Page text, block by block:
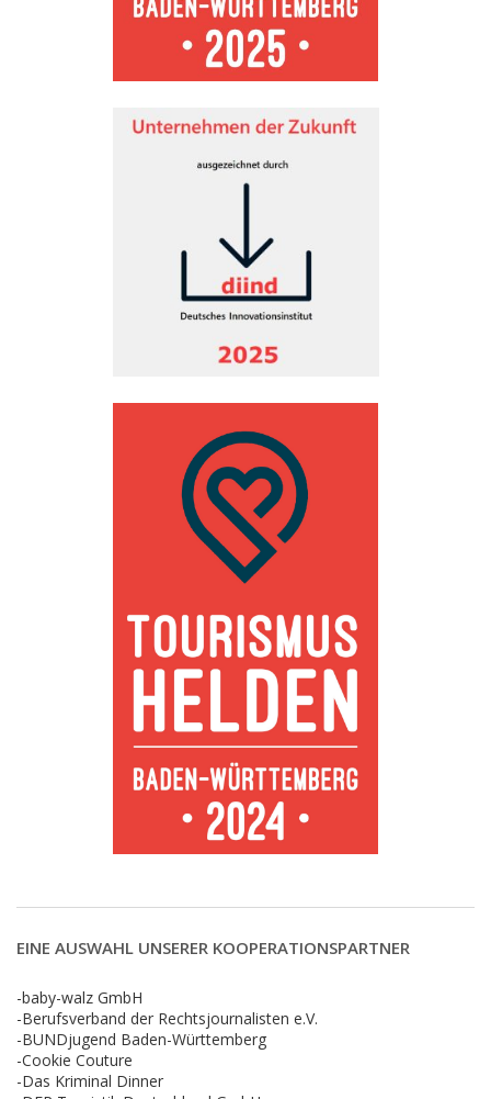
EINE AUSWAHL UNSERER KOOPERATIONSPARTNER
-baby-walz GmbH
-Berufsverband der Rechtsjournalisten e.V.
-BUNDjugend Baden-Württemberg
-Cookie Couture
-Das Kriminal Dinner